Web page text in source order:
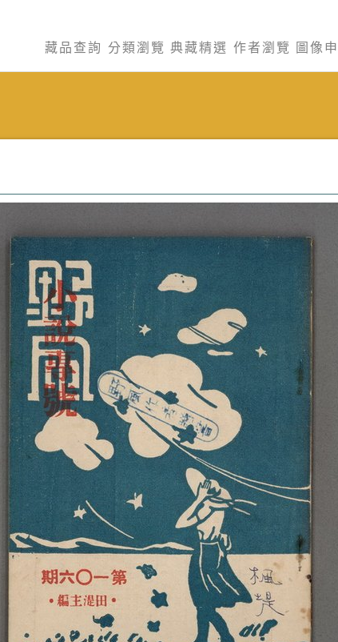
藏品查詢 分類瀏覽 典藏精選 作者瀏覽 圖像